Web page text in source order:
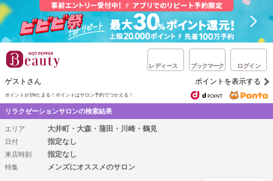
レディース ブックマーク ログイン
ゲストさん ポイントを表示する
ポイントが1%たまる！ ポイントはサロン予約でつかえる！
リラクゼーションサロンの検索結果
エリア 大井町・大森・蒲田・川崎・鶴見
日付 指定なし
来店時刻 指定なし
特集 メンズにオススメのサロン